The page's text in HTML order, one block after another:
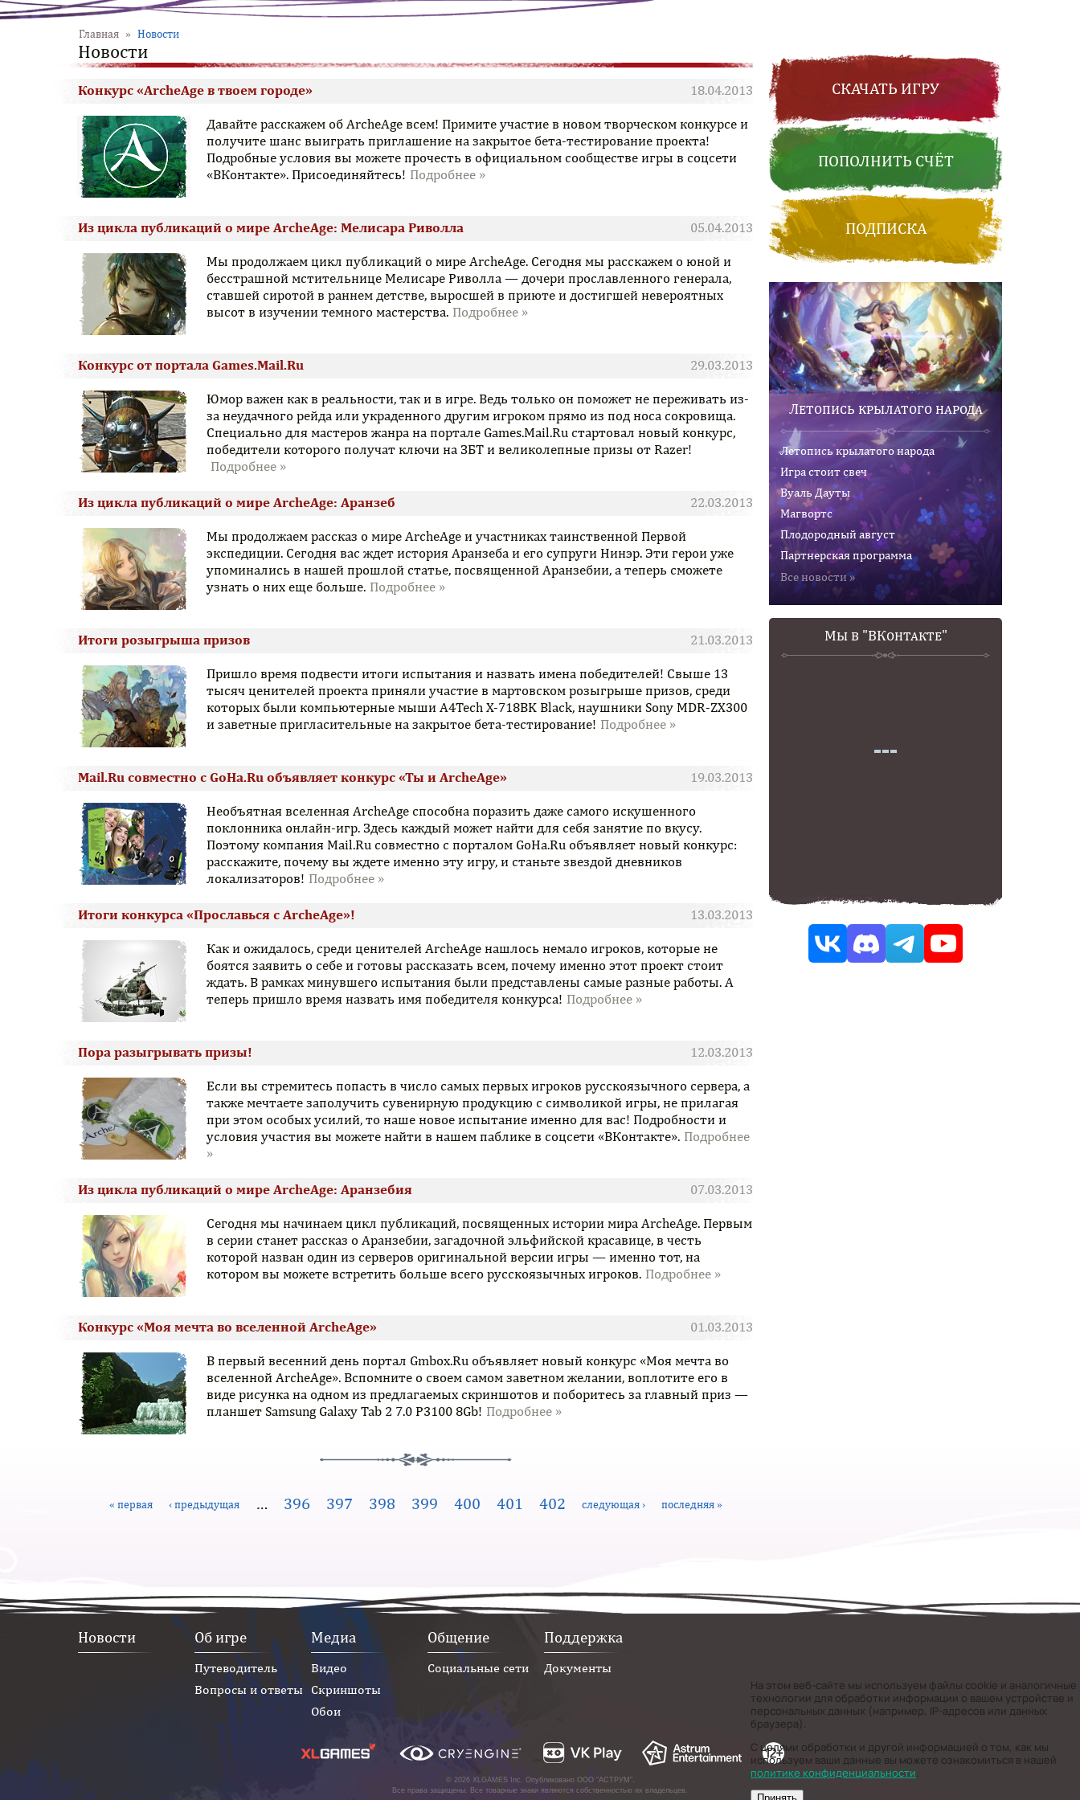
Главная » Новости
Новости
18.04.2013
Конкурс «ArcheAge в твоем городе»
Подробнее
Давайте расскажем об ArcheAge всем! Примите участие в новом творческом конкурсе и
получите шанс выиграть приглашение на закрытое бета-тестирование проекта!
Подробные условия вы можете прочесть в официальном сообществе игры в соцсети
«ВКонтакте». Присоединяйтесь!
05.04.2013
Из цикла публикаций о мире ArcheAge: Мелисара Риволла
Подробнее
Мы продолжаем цикл публикаций о мире ArcheAge. Сегодня мы расскажем о юной и
бесстрашной мстительнице Мелисаре Риволла — дочери прославленного генерала,
ставшей сиротой в раннем детстве, выросшей в приюте и достигшей невероятных
высот в изучении темного мастерства.
29.03.2013
Конкурс от портала Games.Mail.Ru
Подробнее
Юмор важен как в реальности, так и в игре. Ведь только он поможет не переживать из-
за неудачного рейда или украденного другим игроком прямо из под носа сокровища.
Специально для мастеров жанра на портале Games.Mail.Ru стартовал новый конкурс,
победители которого получат ключи на ЗБТ и великолепные призы от Razer!
22.03.2013
Из цикла публикаций о мире ArcheAge: Аранзеб
Подробнее
Мы продолжаем рассказ о мире ArcheAge и участниках таинственной Первой
экспедиции. Сегодня вас ждет история Аранзеба и его супруги Нинэр. Эти герои уже
упоминались в нашей прошлой статье, посвященной Аранзебии, а теперь сможете
узнать о них еще больше.
21.03.2013
Итоги розыгрыша призов
Пришло время подвести итоги испытания и назвать имена победителей! Свыше 13
тысяч ценителей проекта приняли участие в мартовском розыгрыше призов, среди
которых были компьютерные мыши A4Tech X-718BK Black, наушники Sony MDR-ZX300
и заветные пригласительные на закрытое бета-тестирование!
19.03.2013
Mail.Ru совместно с GoHa.Ru объявляет конкурс «Ты и ArcheAge»
Необъятная вселенная ArcheAge способна поразить даже самого искушенного
поклонника онлайн-игр. Здесь каждый может найти для себя занятие по вкусу.
Поэтому компания Mail.Ru совместно с порталом GoHa.Ru объявляет новый конкурс:
расскажите, почему вы ждете именно эту игру, и станьте звездой дневников
локализаторов!
13.03.2013
Итоги конкурса «Прославься с ArcheAge»!
Как и ожидалось, среди ценителей ArcheAge нашлось немало игроков, которые не
боятся заявить о себе и готовы рассказать всем, почему именно этот проект стоит
ждать. В рамках минувшего испытания были представлены самые разные работы. А
теперь пришло время назвать имя победителя конкурса!
12.03.2013
Пора разыгрывать призы!
Если вы стремитесь попасть в число самых первых игроков русскоязычного сервера, а
также мечтаете заполучить сувенирную продукцию с символикой игры, не прилагая
при этом особых усилий, то наше новое испытание именно для вас! Подробности и
условия участия вы можете найти в нашем паблике в соцсети «ВКонтакте».
07.03.2013
Из цикла публикаций о мире ArcheAge: Аранзебия
Сегодня мы начинаем цикл публикаций, посвященных истории мира ArcheAge. Первым
в серии станет рассказ о Аранзебии, загадочной эльфийской красавице, в честь
которой назван один из серверов оригинальной версии игры — именно тот, на
котором вы можете встретить больше всего русскоязычных игроков.
01.03.2013
Конкурс «Моя мечта во вселенной ArcheAge»
В первый весенний день портал Gmbox.Ru объявляет новый конкурс «Моя мечта во
вселенной ArcheAge». Вспомните о своем самом заветном желании, воплотите его в
виде рисунка на одном из предлагаемых скриншотов и поборитесь за главный приз —
планшет Samsung Galaxy Tab 2 7.0 P3100 8Gb!
« первая ‹ предыдущая 396 397 398 399 400 401 402 следующая › последняя »
СКАЧАТЬ ИГРУ
ПОПОЛНИТЬ СЧЁТ
ПОДПИСКА
Летопись крылатого народа
Летопись крылатого народа
Игра стоит свеч
Вуаль Дауты
Магвортс
Плодородный август
Партнерская программа
Все новости »
Мы в "ВКонтакте"
Новости Об игре
Путеводитель
Вопросы и ответы
Медиа
Видео
Скриншоты
Обои
Общение
Социальные сети
Поддержка
Документы
© 2026 XLGAMES Inc. Опубликовано ООО "АСТРУМ".
Все права защищены. Все товарные знаки являются собственностью их владельцев.
На этом веб-сайте мы используем файлы cookie и аналогичные
технологии для обработки информации о вашем устройстве и
персональных данных (например, IP-адресов или данных
браузера).
С целями обработки и другой информацией о том, как мы
используем ваши данные вы можете ознакомиться в нашей
политике конфиденциальности.